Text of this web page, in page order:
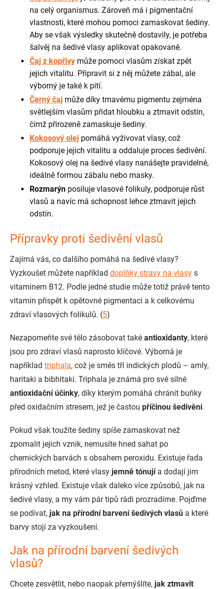
na celý organismus. Zároveň má i pigmentační
vlastnosti, které mohou pomoci zamaskovat šediny.
Aby se však výsledky skutečně dostavily, je potřeba
šalvěj na šedivé vlasy aplikovat opakovaně.
Čaj z kopřivy může pomoci vlasům získat zpět
jejich vitalitu. Připravit si z něj můžete zábal, ale
výborný je také k pití.
Černý čaj může díky tmavému pigmentu zejména
světlejším vlasům přidat hloubku a ztmavit odstín,
čímž přirozeně zamaskuje šediny.
Kokosový olej pomáhá vyživovat vlasy, což
podporuje jejich vitalitu a oddaluje proces šedivění.
Kokosový olej na šedivé vlasy nanášejte pravidelně,
ideálně formou zábalu nebo masky.
Rozmarýn posiluje vlasové folikuly, podporuje růst
vlasů a navíc má schopnost lehce ztmavit jejich
odstín.
Přípravky proti šedivění vlasů
Zajímá vás, co dalšího pomáhá na šedivé vlasy?
Vyzkoušet můžete například doplňky stravy na vlasy s
vitaminem B12. Podle jedné studie může totiž právě tento
vitamin přispět k opětovné pigmentaci a k celkovému
zdraví vlasových folikulů. (5)
Nezapomeňte své tělo zásobovat také antioxidanty, které
jsou pro zdraví vlasů naprosto klíčové. Výborná je
například triphala, což je směs tří indických plodů – amly,
haritaki a bibhitaki. Triphala je známá pro své silné
antioxidační účinky, díky kterým pomáhá chránit buňky
před oxidačním stresem, jež je častou příčinou šedivění.
Pokud však toužíte šediny spíše zamaskovat než
zpomalit jejich vznik, nemusíte hned sahat po
chemických barvách s obsahem peroxidu. Existuje řada
přírodních metod, které vlasy jemně tónujía dodají jim
krásný vzhled. Existuje však daleko více způsobů, jak na
šedivé vlasy, a my vám pár tipů rádi prozradíme. Pojďme
se podívat, jak na přírodní barvení šedivých vlasů a které
barvy stojí za vyzkoušení.
Jak na přírodní barvení šedivých
vlasů?
Chcete zesvětlit, nebo naopak přemýšlíte, jak ztmavit